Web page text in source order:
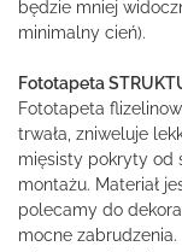
będzie mniej
minimalny cień).
Fototapeta
Fototapeta
trwała, zniweluje
mięsisty pokryty od
montażu. Materiał
polecamy do
mocne